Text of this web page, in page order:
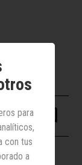
para
con tus
a